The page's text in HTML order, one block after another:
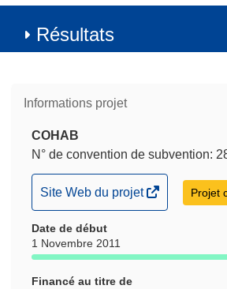
Résultats
Informations projet
COHAB
N° de convention de subvention:
(s’ouvre
dans
une
nouvelle
Site Web du projet Projet
Date de début
1 Novembre 2011
Financé au titre de